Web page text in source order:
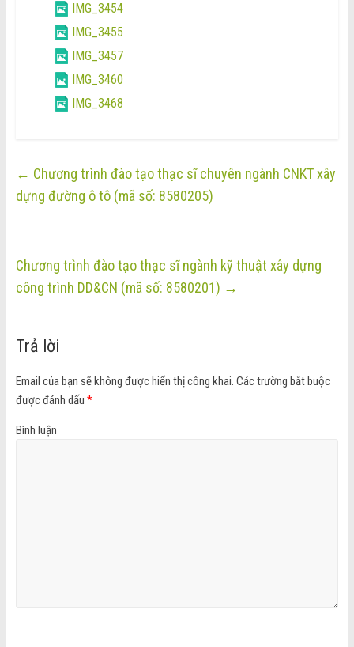
IMG_3454
IMG_3455
IMG_3457
IMG_3460
IMG_3468
← Chương trình đào tạo thạc sĩ chuyên ngành CNKT xây
dựng đường ô tô (mã số: 8580205)
Chương trình đào tạo thạc sĩ ngành kỹ thuật xây dựng
công trình DD&CN (mã số: 8580201) →
Trả lời
Email của bạn sẽ không được hiển thị công khai. Các trường bắt buộc
được đánh dấu *
Bình luận